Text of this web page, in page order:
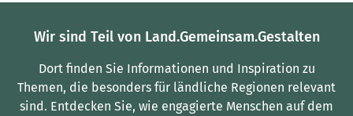
Wir sind Teil von Land.Gemeinsam.Gestalten
Dort finden Sie Informationen und Inspiration zu
Themen, die besonders für ländliche Regionen relevant
sind. Entdecken Sie, wie engagierte Menschen auf dem